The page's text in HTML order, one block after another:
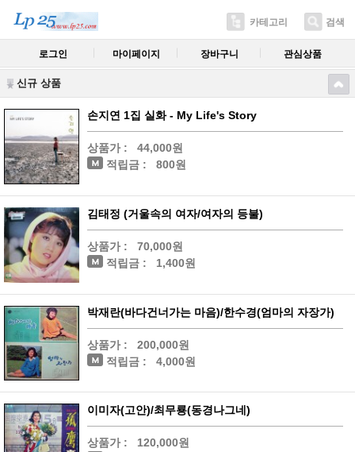
카테고리 검색
로그인 마이페이지 장바구니 관심상품
신규 상품
손지연 1집 실화 - My Life's Story
상품가 :
44,000원
적립금 :
800원
김태정 (거울속의 여자/여자의 등불)
상품가 :
70,000원
적립금 :
1,400원
박재란(바다건너가는 마음)/한수경(엄마의 자장가)
상품가 :
200,000원
적립금 :
4,000원
이미자(고안)/최무룡(동경나그네)
상품가 :
120,000원